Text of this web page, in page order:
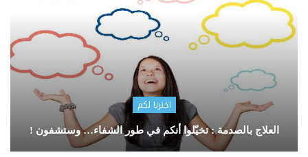
اخترنا لكم
العلاج بالصدمة : تخيّلوا أنكم في طور الشفاء… وستشفون !